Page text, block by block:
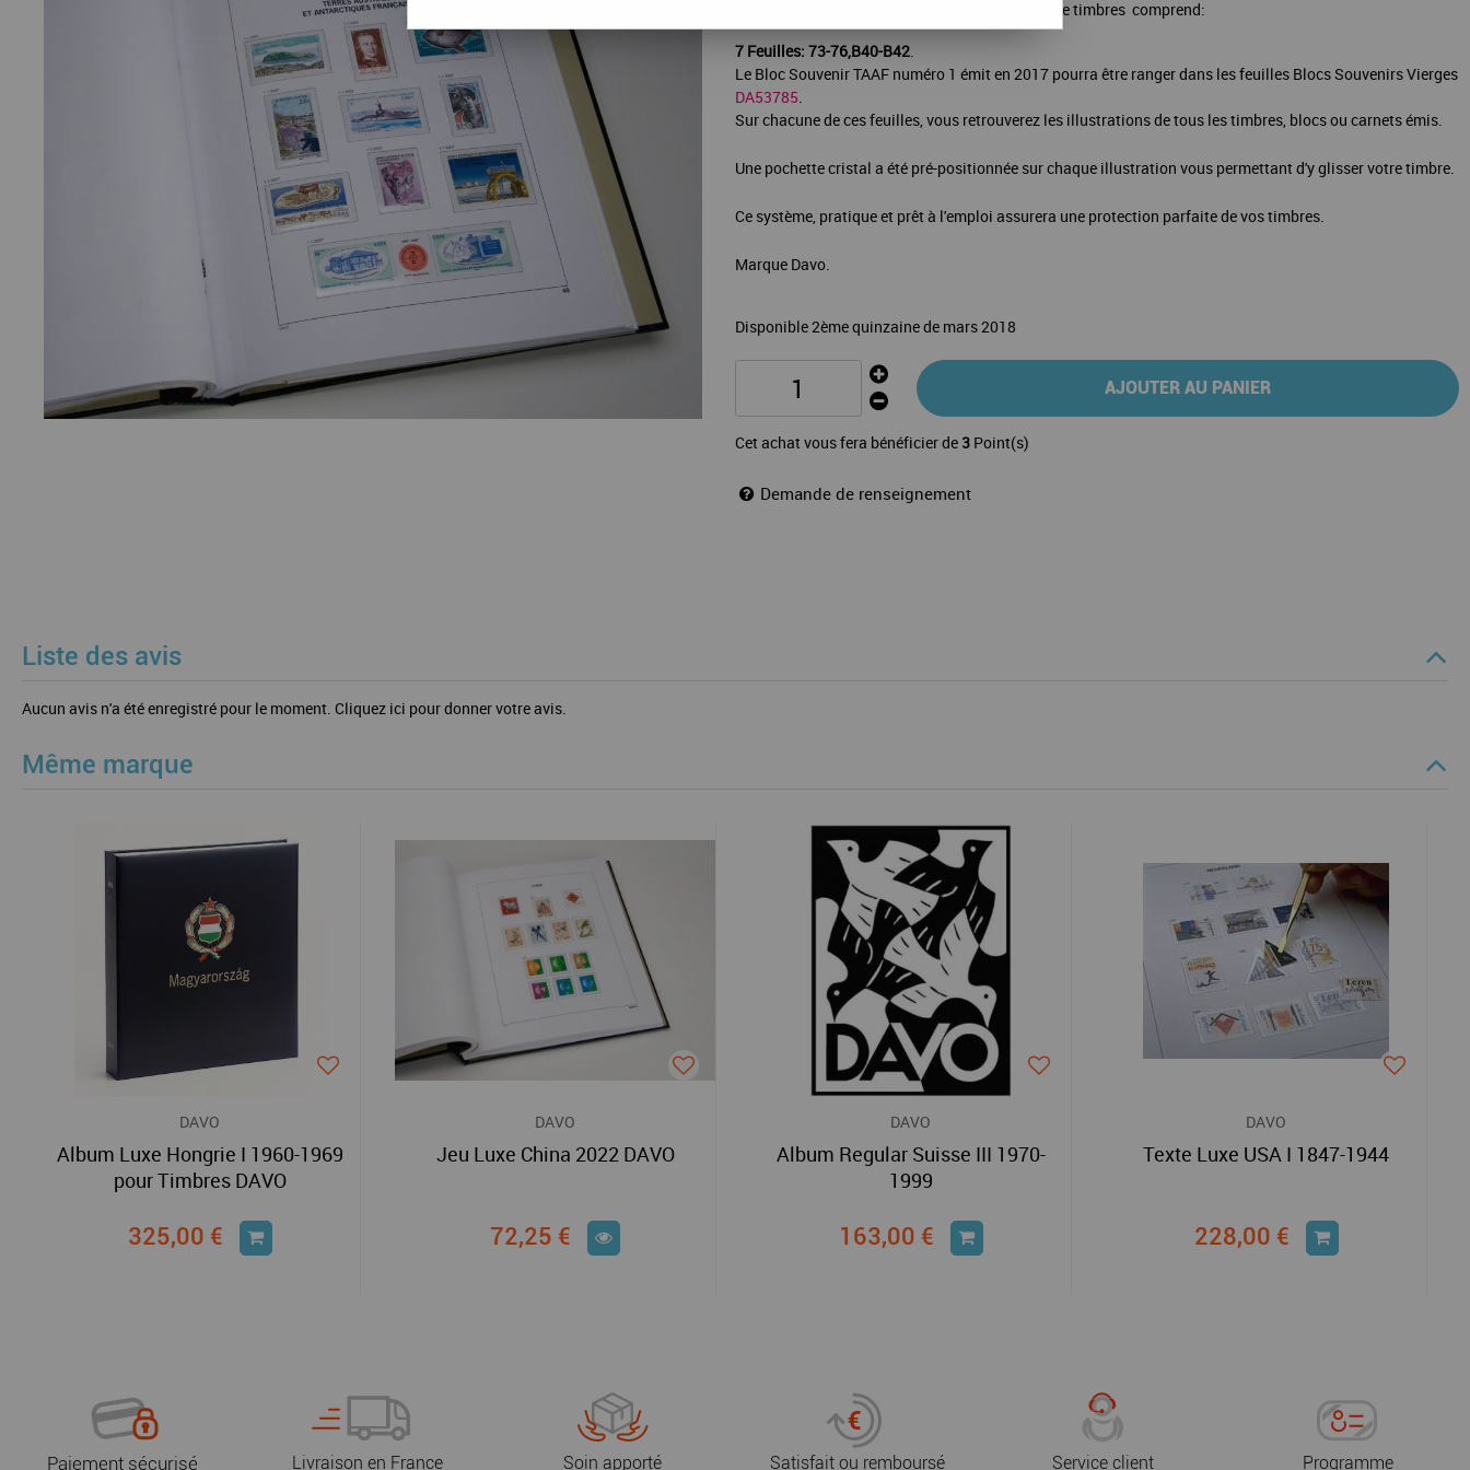
de votre album de timbres comprend:
7 Feuilles: 73-76,B40-B42.
Le Bloc Souvenir TAAF numéro 1 émit en 2017 pourra être ranger dans les feuilles Blocs Souvenirs Vierges
DA53785.
Sur chacune de ces feuilles, vous retrouverez les illustrations de tous les timbres, blocs ou carnets émis.
Une pochette cristal a été pré-positionnée sur chaque illustration vous permettant d'y glisser votre timbre.
Ce système, pratique et prêt à l'emploi assurera une protection parfaite de vos timbres.
Marque Davo.
Disponible 2ème quinzaine de mars 2018
AJOUTER AU PANIER
Cet achat vous fera bénéficier de 3 Point(s)
Demande de renseignement
Liste des avis
Aucun avis n'a été enregistré pour le moment. Cliquez ici pour donner votre avis.
Même marque
DAVO
Album Luxe Hongrie I 1960-1969
pour Timbres DAVO
325,00 €
DAVO
Jeu Luxe China 2022 DAVO
72,25 €
DAVO
Album Regular Suisse III 1970-
1999
163,00 €
DAVO
Texte Luxe USA I 1847-1944
228,00 €
Paiement sécurisé Livraison en France Soin apporté Satisfait ou remboursé Service client Programme